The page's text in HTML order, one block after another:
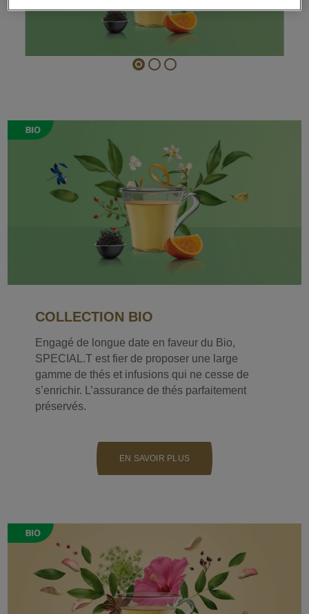
COLLECTION BIO
Engagé de longue date en faveur du Bio,
SPECIAL.T est fier de proposer une large
gamme de thés et infusions qui ne cesse de
s’enrichir. L’assurance de thés parfaitement
préservés.
EN SAVOIR PLUS